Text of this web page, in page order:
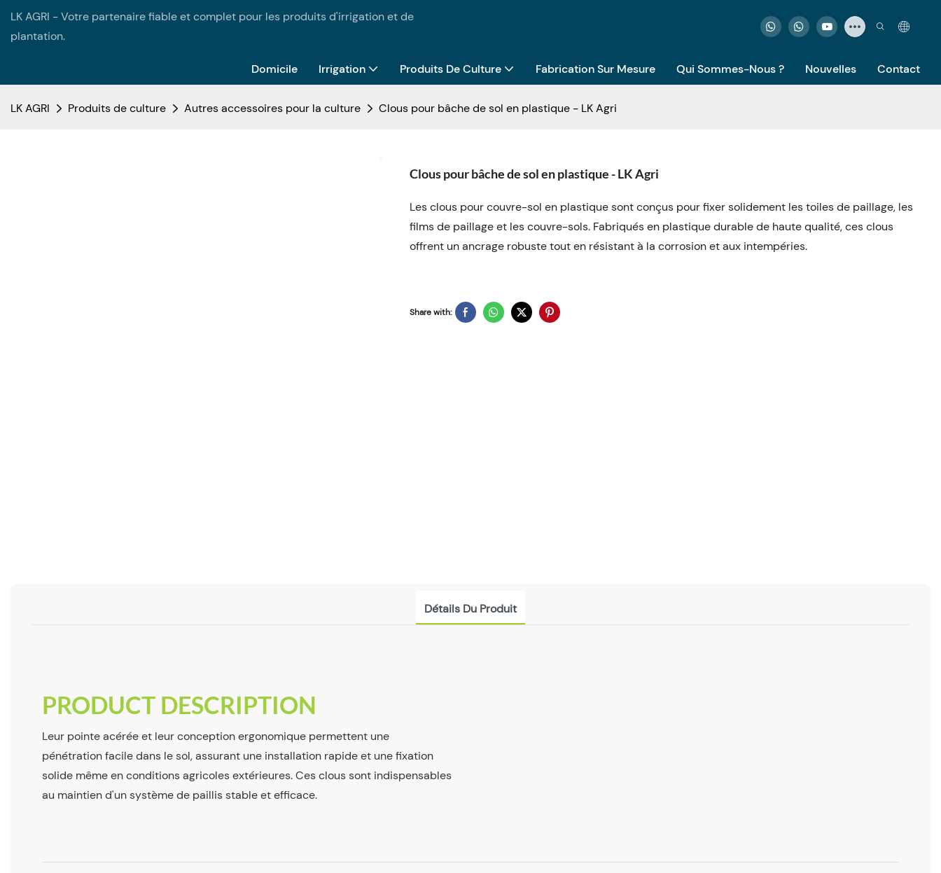
LK AGRI - Votre partenaire fiable et complet pour les produits d'irrigation et de
plantation.
Domicile Irrigation Produits De Culture Fabrication Sur Mesure Qui Sommes-Nous ? Nouvelles Contact
LK AGRI Produits de culture Autres accessoires pour la culture Clous pour bâche de sol en plastique - LK Agri
Clous pour bâche de sol en plastique - LK Agri
Les clous pour couvre-sol en plastique sont conçus pour fixer solidement les toiles de paillage, les
films de paillage et les couvre-sols. Fabriqués en plastique durable de haute qualité, ces clous
offrent un ancrage robuste tout en résistant à la corrosion et aux intempéries.
Share with:
Détails Du Produit
PRODUCT DESCRIPTION
Leur pointe acérée et leur conception ergonomique permettent une
pénétration facile dans le sol, assurant une installation rapide et une fixation
solide même en conditions agricoles extérieures. Ces clous sont indispensables
au maintien d'un système de paillis stable et efficace.